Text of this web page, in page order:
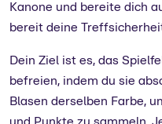
Kanone und bereite dich
bereit deine
Dein Ziel ist es, das
befreien, indem du sie
Blasen derselben Farbe,